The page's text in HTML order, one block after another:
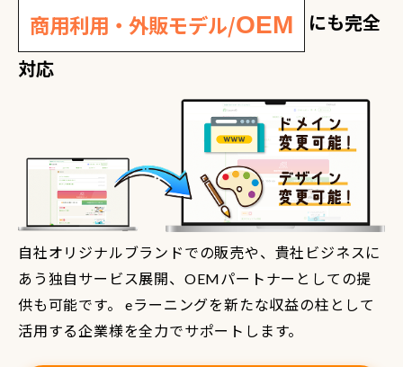
商用利用・外販モデル/OEM
にも完全
対応
自社オリジナルブランドでの販売や、貴社ビジネスに
あう独自サービス展開、OEMパートナーとしての提
供も可能です。 eラーニングを新たな収益の柱として
活用する企業様を全力でサポートします。